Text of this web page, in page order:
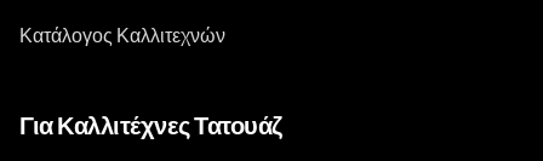
Κατάλογος Καλλιτεχνών
Για Καλλιτέχνες Τατουάζ